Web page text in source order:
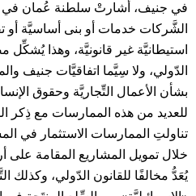
في جنيف، أشارتْ سلطنة عُمان في
الشَّركات خدمات أو بنى أساسيَّة أو
استيطانيَّة غير قانونيَّة، وهذا
الدّولي، ولا سِيَّما اتفاقيَّات جنيف
بشأن الأعمال التِّجاريَّة وحقوق
للعديد من هذه الممارسات مع ذِكر
تناولتِ الممارسات الاستثمار في
خلال تمويل المشاريع المقامة على
يُعَدُّ مخالفًا للقانون الدّولي، وكذلك